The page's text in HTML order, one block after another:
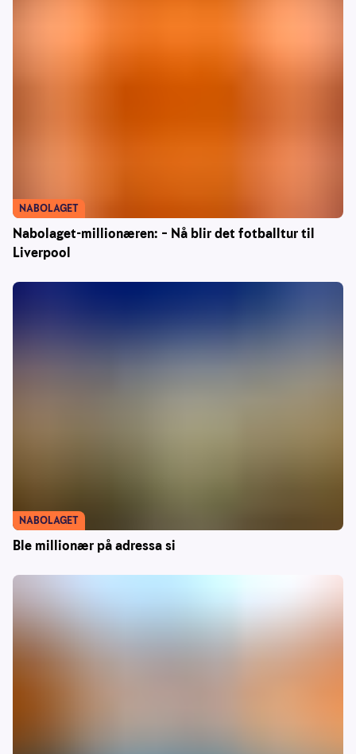
Nabolaget-millionæren: – Nå blir det fotballtur til
Liverpool
NABOLAGET
Ble millionær på adressa si
NABOLAGET